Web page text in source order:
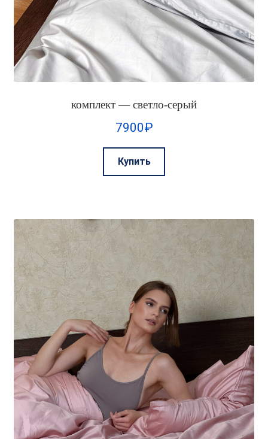
комплект — светло-серый
7900₽
Купить
Опции
можно
выбрать
на
странице
товара.